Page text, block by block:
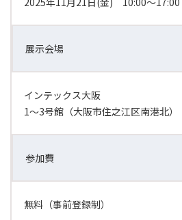
展示会場
インテックス大阪
1～3号館（大阪市住之江区南港北）
参加費
無料（事前登録制）